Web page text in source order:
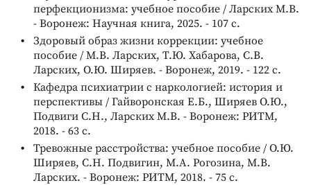
перфекционизма: учебное пособие / Ларских М.В.
- Воронеж: Научная книга, 2025. - 107 с.
Здоровый образ жизни коррекции: учебное
пособие / М.В. Ларских, Т.Ю. Хабарова, С.В.
Ларских, О.Ю. Ширяев. - Воронеж, 2019. - 122 с.
Кафедра психиатрии с наркологией: история и
перспективы / Гайворонская Е.Б., Ширяев О.Ю.,
Подвиги С.Н., Ларских М.В. - Воронеж: РИТМ,
2018. - 63 с.
Тревожные расстройства: учебное пособие / О.Ю.
Ширяев, С.Н. Подвигин, М.А. Рогозина, М.В.
Ларских. - Воронеж: РИТМ, 2018. - 75 с.